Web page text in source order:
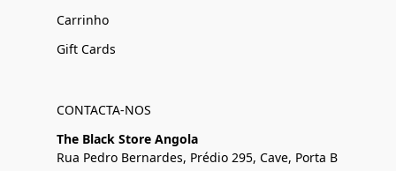
Carrinho
Gift Cards
CONTACTA-NOS
The Black Store Angola
Rua Pedro Bernardes, Prédio 295, Cave, Porta B